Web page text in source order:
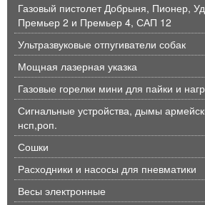
Газовый пистолет Добрыня, Пионер,
Премьер 2 и Премьер 4, САП 12
Ультразвуковые отпугиватели собак
Мощная лазерная указка
Газовые горелки мини для пайки и
Сигнальные устройства, дымы
нсп,роп.
Сошки
Расходники и насосы для пневматики
Весы электронные